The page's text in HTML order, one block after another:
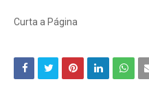
Curta a Página